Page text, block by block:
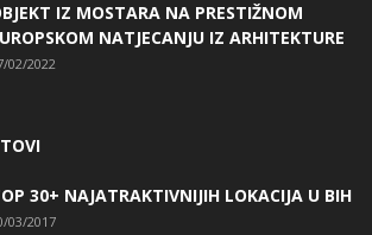
IZ MOSTARA NA PRESTIŽNOM
NATJECANJU IZ ARHITEKTURE
02/2022
30+ NAJATRAKTIVNIJIH LOKACIJA U BIH
03/2017